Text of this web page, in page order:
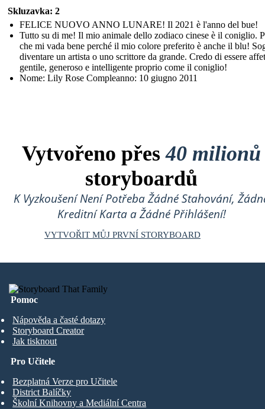
Skluzavka: 2
FELICE NUOVO ANNO LUNARE! Il 2021 è l'anno del bue!
Tutto su di me! Il mio animale dello zodiaco cinese è il coniglio.
che mi vada bene perché il mio colore preferito è anche il blu!
diventare un artista o uno scrittore da grande. Credo di essere
gentile, generoso e intelligente proprio come il coniglio!
Nome: Lily Rose Compleanno: 10 giugno 2011
Vytvořeno přes40 milionů
storyboardů
K Vyzkoušení Není Potřeba Žádné Stahování,
Kreditní Karta a Žádné Přihlášení!
VYTVOŘIT MŮJ PRVNÍ STORYBOARD
Pomoc
Nápověda a časté dotazy
Storyboard Creator
Jak tisknout
Pro Učitele
Bezplatná Verze pro Učitele
District Balíčky
Školní Knihovny a Mediální Centra